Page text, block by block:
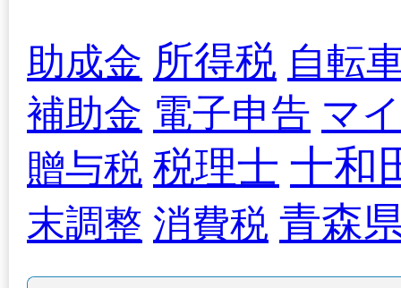
助成金 所得税 自転
補助金 電子申告 マ
贈与税 税理士 十和
末調整 消費税 青森